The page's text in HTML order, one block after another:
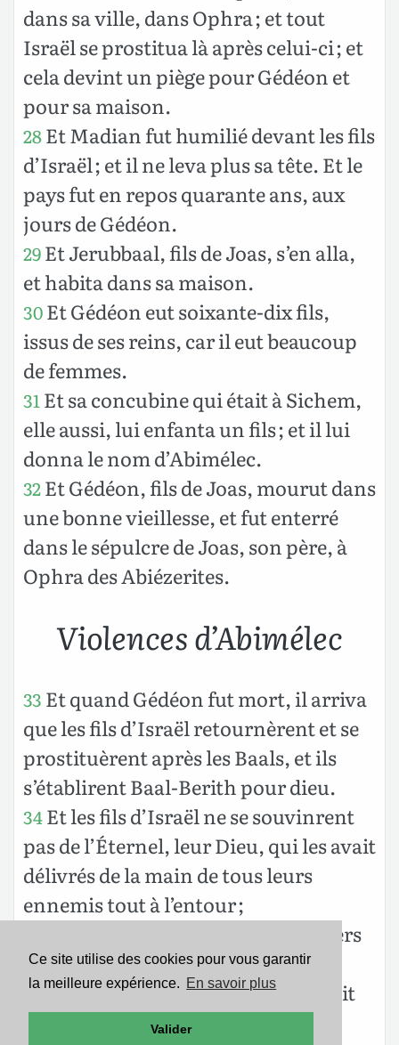
Ce site utilise des cookies pour vous garantir
la meilleure expérience. En savoir plus
Valider
dans sa ville, dans Ophra ; et tout
Israël se prostitua là après celui-ci ; et
cela devint un piège pour Gédéon et
pour sa maison.
28Et Madian fut humilié devant les fils
d’Israël ; et il ne leva plus sa tête. Et le
pays fut en repos quarante ans, aux
jours de Gédéon.
29Et Jerubbaal, fils de Joas, s’en alla,
et habita dans sa maison.
30Et Gédéon eut soixante-dix fils,
issus de ses reins, car il eut beaucoup
de femmes.
31 Et sa concubine qui était à Sichem,
elle aussi, lui enfanta un fils ; et il lui
donna le nom d’Abimélec.
32Et Gédéon, fils de Joas, mourut dans
une bonne vieillesse, et fut enterré
dans le sépulcre de Joas, son père, à
Ophra des Abiézerites.
Violences d’Abimélec
33 Et quand Gédéon fut mort, il arriva
que les fils d’Israël retournèrent et se
prostituèrent après les Baals, et ils
s’établirent Baal-Berith pour dieu.
34Et les fils d’Israël ne se souvinrent
pas de l’Éternel, leur Dieu, qui les avait
délivrés de la main de tous leurs
ennemis tout à l’entour ;
et ils n’usèrent pas de bonté envers
la maison de Jerubbaal, qui est
Gédéon, selon tout le bien qu’il avait
fait à Israël.